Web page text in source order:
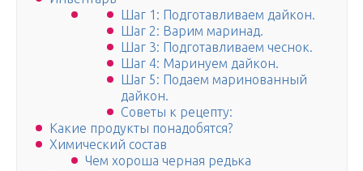
Шаг 1: Подготавливаем дайкон.
Шаг 2: Варим маринад.
Шаг 3: Подготавливаем чеснок.
Шаг 4: Маринуем дайкон.
Шаг 5: Подаем маринованный
дайкон.
Советы к рецепту:
Какие продукты понадобятся?
Химический состав
Чем хороша черная редька